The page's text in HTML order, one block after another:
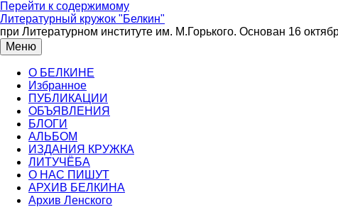
Перейти к содержимому
Литературный кружок "Белкин"
при Литературном институте им. М.Горького. Основан 16
Меню
О БЕЛКИНЕ
Избранное
ПУБЛИКАЦИИ
ОБЪЯВЛЕНИЯ
БЛОГИ
АЛЬБОМ
ИЗДАНИЯ КРУЖКА
ЛИТУЧЁБА
О НАС ПИШУТ
АРХИВ БЕЛКИНА
Архив Ленского